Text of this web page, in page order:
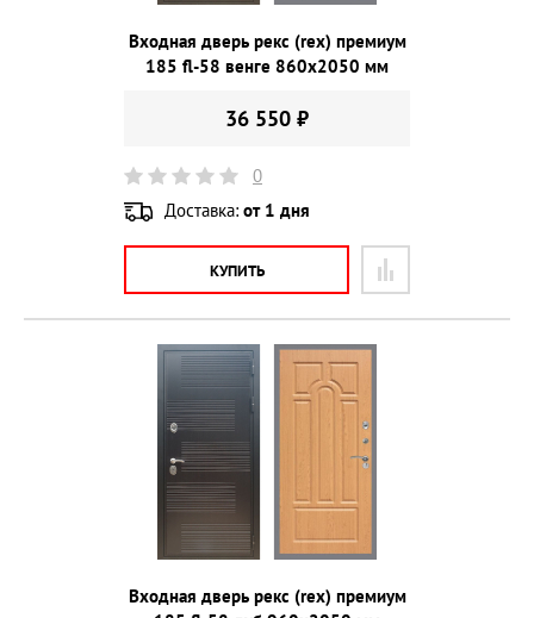
Входная дверь рекс (rex) премиум
185 fl-58 венге 860х2050 мм
36 550 ₽
0
Доставка: от 1 дня
КУПИТЬ
Входная дверь рекс (rex) премиум